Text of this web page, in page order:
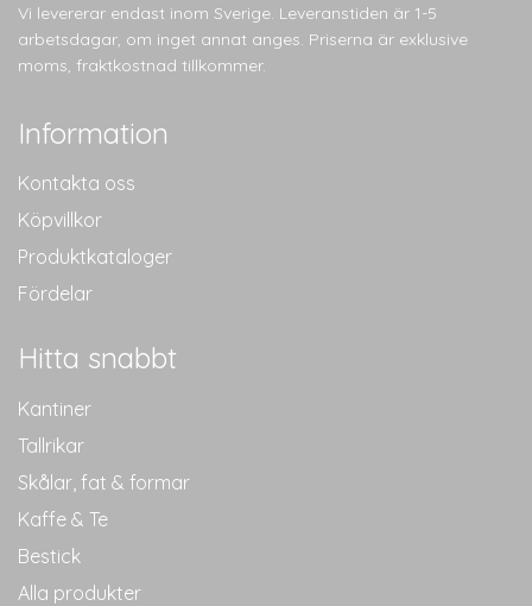
Vi levererar endast inom Sverige. Leveranstiden är 1-5
arbetsdagar, om inget annat anges. Priserna är exklusive
moms, fraktkostnad tillkommer.
Information
Kontakta oss
Köpvillkor
Produktkataloger
Fördelar
Hitta snabbt
Kantiner
Tallrikar
Skålar, fat & formar
Kaffe & Te
Bestick
Alla produkter